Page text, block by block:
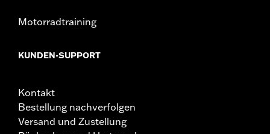
Motorradtraining
KUNDEN-SUPPORT
Kontakt
Bestellung nachverfolgen
Versand und Zustellung